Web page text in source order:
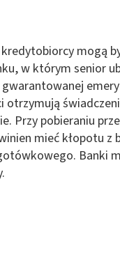
mogą
w którym senior
Przy pobieraniu
mieć kłopotu z
Banki